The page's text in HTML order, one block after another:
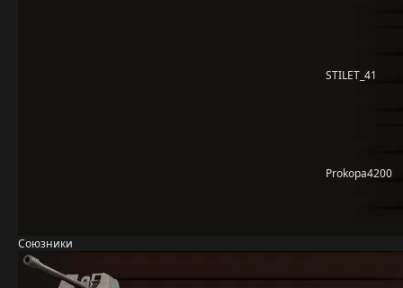
STILET_41
Prokopa4200
Союзники